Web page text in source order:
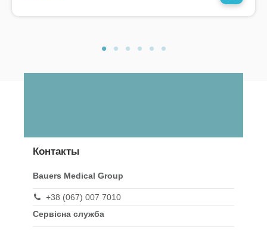
Контакты
Bauers Medical Group
+38 (067) 007 7010
Сервісна служба